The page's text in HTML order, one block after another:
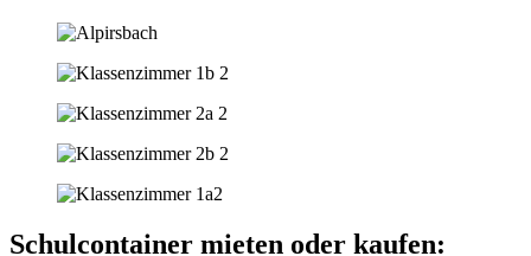
Schulcontainer mieten oder kaufen: